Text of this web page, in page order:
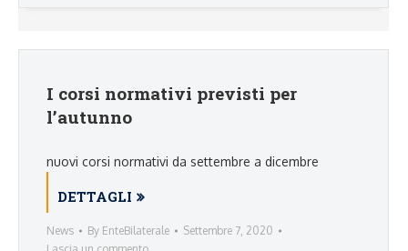
I corsi normativi previsti per
l’autunno
nuovi corsi normativi da settembre a dicembre
DETTAGLI
News By EnteBilaterale
Settembre 7, 2020